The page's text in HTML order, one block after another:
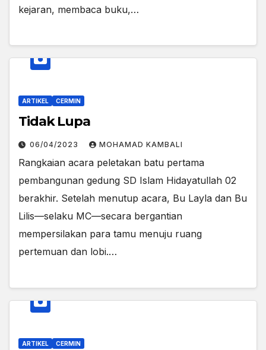
kejaran, membaca buku,…
ARTIKEL CERMIN
Tidak Lupa
06/04/2023 MOHAMAD KAMBALI
Rangkaian acara peletakan batu pertama
pembangunan gedung SD Islam Hidayatullah 02
berakhir. Setelah menutup acara, Bu Layla dan Bu
Lilis—selaku MC—secara bergantian
mempersilakan para tamu menuju ruang
pertemuan dan lobi.…
ARTIKEL CERMIN